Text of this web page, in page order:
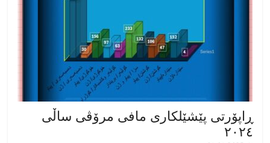
ڕاپۆرتی پێشێلکاری مافی مرۆڤی ساڵی
٢٠٢٤